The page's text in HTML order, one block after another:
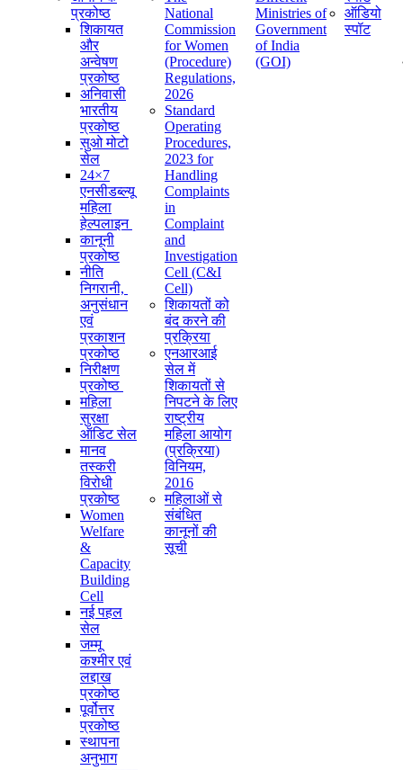
प्रकोष्ठ
शिकायत
और
अन्वेषण
प्रकोष्ठ
अनिवासी
भारतीय
प्रकोष्ठ
सुओ मोटो
सेल
24×7
एनसीडब्ल्यू
महिला
हेल्पलाइन
कानूनी
प्रकोष्ठ
नीति
निगरानी, ​​
अनुसंधान
एवं
प्रकाशन
प्रकोष्ठ
निरीक्षण
प्रकोष्ठ
महिला
सुरक्षा
ऑडिट सेल
मानव
तस्करी
विरोधी
प्रकोष्ठ
Women
Welfare
&
Capacity
Building
Cell
नई पहल
सेल
जम्मू
कश्मीर एवं
लद्दाख
प्रकोष्ठ
पूर्वोत्तर
प्रकोष्ठ
स्थापना
अनुभाग
National
Commission
for Women
(Procedure)
Regulations,
2026
Standard
Operating
Procedures,
2023 for
Handling
Complaints
in
Complaint
and
Investigation
Cell (C&I
Cell)
शिकायतों को
बंद करने की
प्रक्रिया
एनआरआई
सेल में
शिकायतों से
निपटने के लिए
राष्ट्रीय
महिला आयोग
(प्रक्रिया)
विनियम,
2016
महिलाओं से
संबंधित
कानूनों की
सूची
Ministries of
Government
of India
(GOI)
ऑडियो
स्पॉट